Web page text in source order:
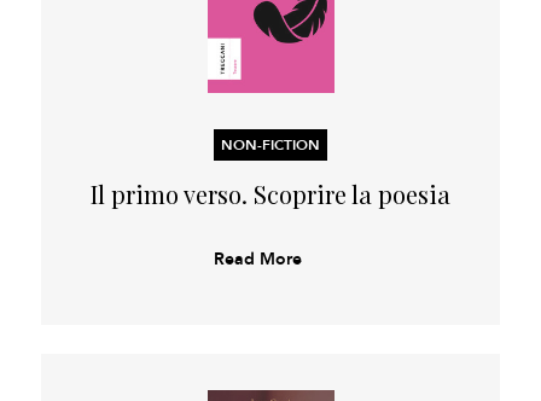
NON-FICTION
Il primo verso. Scoprire la poesia
Read More